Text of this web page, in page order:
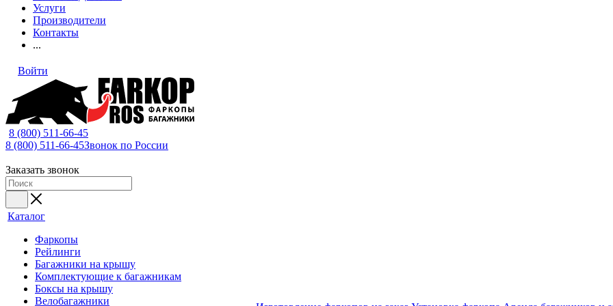
Услуги
Производители
Контакты
...
Войти
8 (800) 511-66-45
8 (800) 511-66-45Звонок по России
Заказать звонок
Каталог
Фаркопы
Рейлинги
Багажники на крышу
Комплектующие к багажникам
Боксы на крышу
Велобагажники